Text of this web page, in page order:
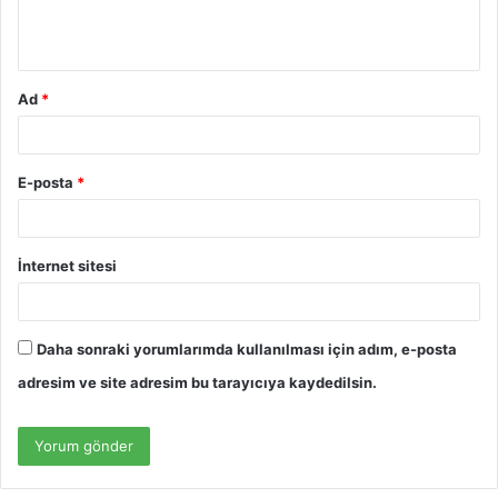
Ad *
E-posta *
İnternet sitesi
Daha sonraki yorumlarımda kullanılması için adım, e-posta
adresim ve site adresim bu tarayıcıya kaydedilsin.